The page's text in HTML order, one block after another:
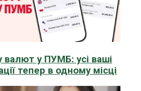
валют у ПУМБ: усі ваші
тепер в одному місці